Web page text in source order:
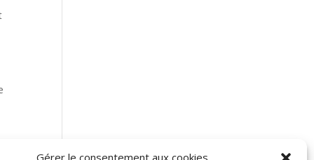
Gérer le consentement aux cookies